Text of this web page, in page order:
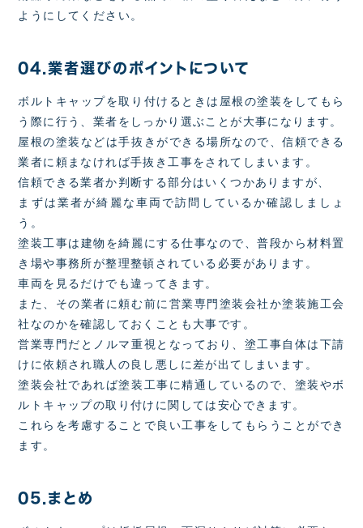
ようにしてください。
04.業者選びのポイントについて
ボルトキャップを取り付けるときは屋根の塗装をしてもら
う際に行う、業者をしっかり選ぶことが大事になります。
屋根の塗装などは手抜きができる場所なので、信頼できる
業者に頼まなければ手抜き工事をされてしまいます。
信頼できる業者か判断する部分はいくつかありますが、
まずは業者が綺麗な車両で訪問しているか確認しましょ
う。
塗装工事は建物を綺麗にする仕事なので、普段から材料置
き場や事務所が整理整頓されている必要があります。
車両を見るだけでも違ってきます。
また、その業者に頼む前に営業専門塗装会社か塗装施工会
社なのかを確認しておくことも大事です。
営業専門だとノルマ重視となっており、塗工事自体は下請
けに依頼され職人の良し悪しに差が出てしまいます。
塗装会社であれば塗装工事に精通しているので、塗装やボ
ルトキャップの取り付けに関しては安心できます。
これらを考慮することで良い工事をしてもらうことができ
ます。
05.まとめ